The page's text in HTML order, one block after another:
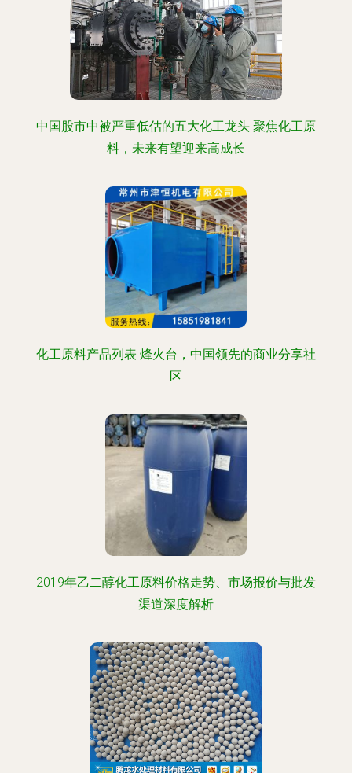
中国股市中被严重低估的五大化工龙头 聚焦化工原
料，未来有望迎来高成长
化工原料产品列表 烽火台，中国领先的商业分享社
区
2019年乙二醇化工原料价格走势、市场报价与批发
渠道深度解析